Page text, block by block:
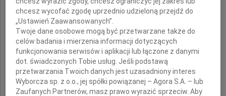
że 25 listopada 2019 roku
chcesz wycofać zgodę uprzednio udzieloną przejdź do
„Ustawień Zaawansowanych”.
Twoje dane osobowe mogą być przetwarzane także do
celów badania i mierzenia informacji dotyczących
funkcjonowania serwisów i aplikacji lub łączone z danymi
dot. świadczonych Tobie usług. Jeśli podstawą
przetwarzania Twoich danych jest uzasadniony interes
Wyborcza sp. z o.o., jej spółki powiązanej – Agora S.A. – lub
Zaufanych Partnerów, masz prawo wyrazić sprzeciw. Aby